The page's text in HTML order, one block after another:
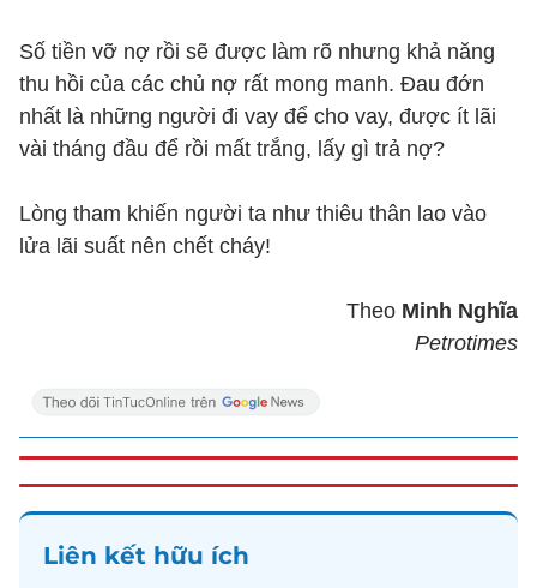
Số tiền vỡ nợ rồi sẽ được làm rõ nhưng khả năng
thu hồi của các chủ nợ rất mong manh. Đau đớn
nhất là những người đi vay để cho vay, được ít lãi
vài tháng đầu để rồi mất trắng, lấy gì trả nợ?
Lòng tham khiến người ta như thiêu thân lao vào
lửa lãi suất nên chết cháy!
Theo Minh Nghĩa
Petrotimes
Liên kết hữu ích